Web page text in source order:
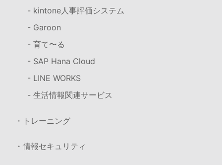
- kintone人事評価システム
- Garoon
- 育て〜る
- SAP Hana Cloud
- LINE WORKS
- 生活情報関連サービス
・トレーニング
・情報セキュリティ